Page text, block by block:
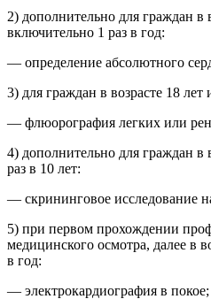
2) дополнительно для граждан в
включительно 1 раз в год:
— определение абсолютного
3) для граждан в возрасте 18 лет
— флюорография легких или
4) дополнительно для граждан в
раз в 10 лет:
— скрининговое исследование
5) при первом прохождении
медицинского осмотра, далее в
в год:
— электрокардиография в покое;